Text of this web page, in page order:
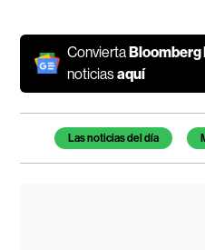
ConviertaBloomberg
noticiasaquí
Temas de este artículo
Las noticias del día